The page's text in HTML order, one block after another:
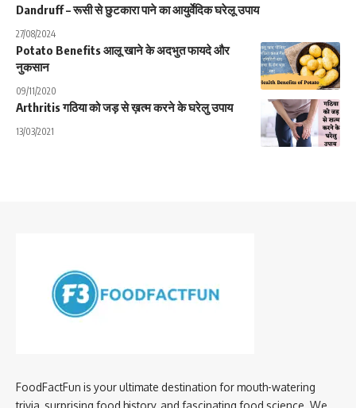
Dandruff – रूसी से छुटकारा पाने का आयुर्वेदिक घरेलू उपाय
27/08/2024
Potato Benefits आलू खाने के अदभुत फायदे और
नुकसान
09/11/2020
Arthritis गठिया को जड़ से ख़त्म करने के घरेलु उपाय
13/03/2021
FoodFactFun is your ultimate destination for mouth-watering
trivia, surprising food history, and fascinating food science. We